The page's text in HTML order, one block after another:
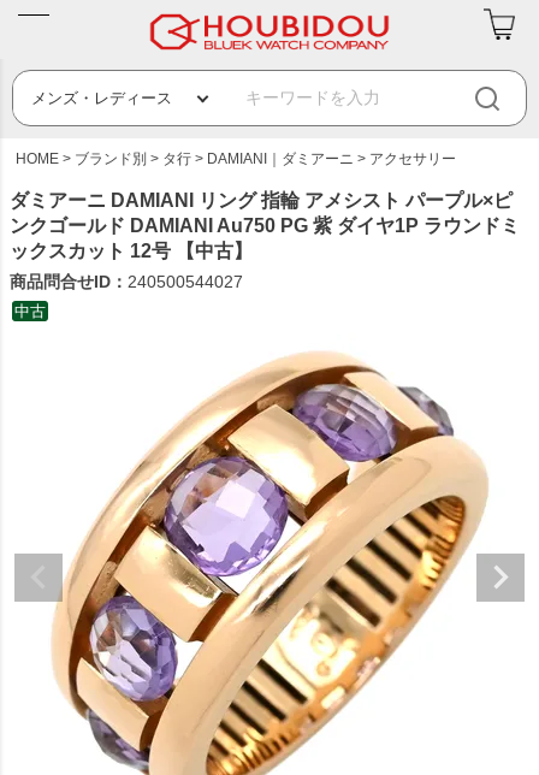
HOME ブランド別 タ行 DAMIANI｜ダミアーニ アクセサリー
ダミアーニ DAMIANI リング 指輪 アメシスト パープル×ピ
ンクゴールド DAMIANI Au750 PG 紫 ダイヤ1P ラウンドミ
ックスカット 12号 【中古】
商品問合せID： 240500544027
中古